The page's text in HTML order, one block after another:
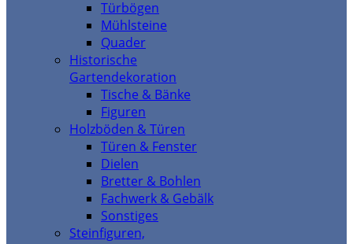
Türbögen
Mühlsteine
Quader
Historische
Gartendekoration
Tische & Bänke
Figuren
Holzböden & Türen
Türen & Fenster
Dielen
Bretter & Bohlen
Fachwerk & Gebälk
Sonstiges
Steinfiguren,